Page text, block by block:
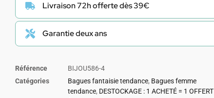
Livraison 72h offerte dès 39€
Garantie deux ans
Référence
BIJOU586-4
Catégories
Bagues fantaisie tendance, Bagues femme
tendance, DESTOCKAGE : 1 ACHETÉ = 1 OFFERT